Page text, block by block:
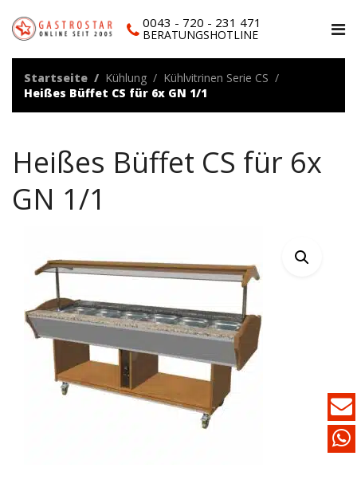
0043 - 720 - 231 471
BERATUNGSHOTLINE
Startseite Kühlung
Kühlvitrinen Serie CS
Heißes Büffet CS für 6x GN 1/1
Heißes Büffet CS für 6x
GN 1/1